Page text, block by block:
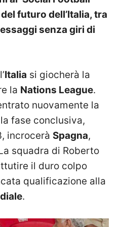
futuro dell’Italia, tra
senza giri di
Italia si giocherà la
la Nations League.
nuovamente la
fase conclusiva,
incrocerà Spagna,
squadra di Roberto
il duro colpo
qualificazione alla
.